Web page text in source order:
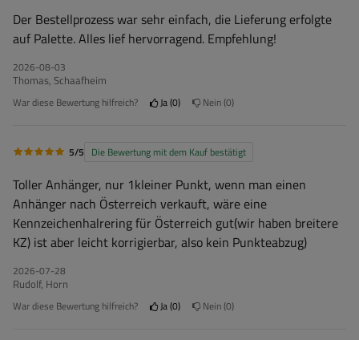
Der Bestellprozess war sehr einfach, die Lieferung erfolgte
auf Palette. Alles lief hervorragend. Empfehlung!
2026-08-03
Thomas, Schaafheim
War diese Bewertung hilfreich? Ja 0 Nein 0
5/5 Die Bewertung mit dem Kauf bestätigt
Toller Anhänger, nur 1kleiner Punkt, wenn man einen
Anhänger nach Österreich verkauft, wäre eine
Kennzeichenhalrering für Österreich gut(wir haben breitere
KZ) ist aber leicht korrigierbar, also kein Punkteabzug)
2026-07-28
Rudolf, Horn
War diese Bewertung hilfreich? Ja 0 Nein 0